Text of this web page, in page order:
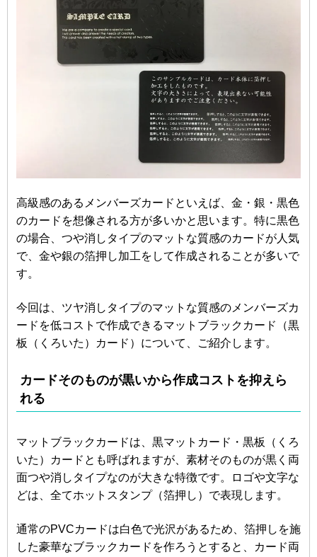
高級感のあるメンバーズカードといえば、金・銀・黒色
のカードを想像される方が多いかと思います。特に黒色
の場合、つや消しタイプのマットな質感のカードが人気
で、金や銀の箔押し加工をして作成されることが多いで
す。
今回は、ツヤ消しタイプのマットな質感のメンバーズカ
ードを低コストで作成できるマットブラックカード（黒
板（くろいた）カード）について、ご紹介します。
カードそのものが黒いから作成コストを抑えら
れる
マットブラックカードは、黒マットカード・黒板（くろ
いた）カードとも呼ばれますが、素材そのものが黒く両
面つや消しタイプなのが大きな特徴です。ロゴや文字な
どは、全てホットスタンプ（箔押し）で表現します。
通常のPVCカードは白色で光沢があるため、箔押しを施
した豪華なブラックカードを作ろうとすると、カード両